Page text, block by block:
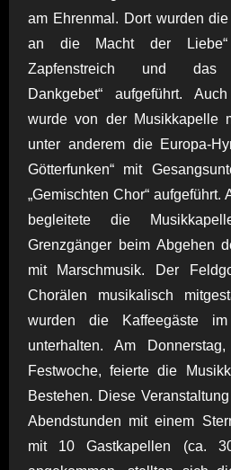
am Ehrenmal. Dort wurden
an die Macht der
Zapfenstreich und das
Dankgebet“ aufgeführt.
wurde von der Musikkapelle
unter anderem die Europa-
Götterfunken“ mit
„Gemischten Chor“ aufgeführt.
begleitete die
Grenzgänger beim Abgehen
mit Marschmusik. Der
Chorälen musikalisch
wurden die Kaffeegäste
unterhalten. Am
Festwoche, feierte die
Bestehen. Diese
Abendstunden mit einem
mit 10 Gastkapellen (ca.